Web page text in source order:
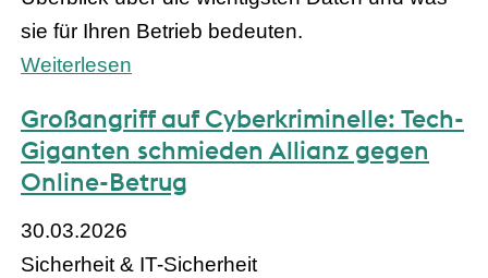
sie für Ihren Betrieb bedeuten.
Weiterlesen
Großangriff auf Cyberkriminelle: Tech-
Giganten schmieden Allianz gegen
Online-Betrug
30.03.2026
Sicherheit & IT-Sicherheit